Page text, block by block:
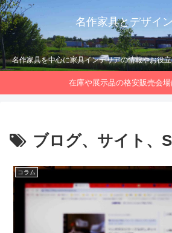
名作家具とデザイ
名作家具を中心に家具インテリアの情報やお役
在庫や展示品の格安販売会場
ブログ、サイト、
コラム